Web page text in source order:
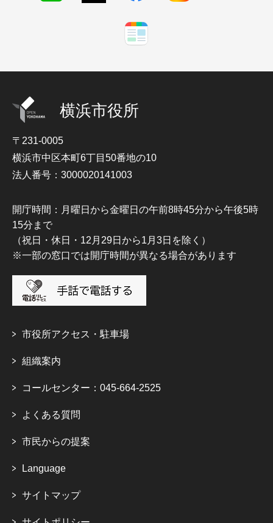
横浜市役所
〒231-0005
横浜市中区本町6丁目50番地の10
法人番号：3000020141003
開庁時間：月曜日から金曜日の午前8時45分から午後5時
15分まで
（祝日・休日・12月29日から1月3日を除く）
※一部の窓口では開庁時間が異なる場合があります
市役所アクセス・駐車場
組織案内
コールセンター：045-664-2525
よくある質問
市民からの提案
Language
サイトマップ